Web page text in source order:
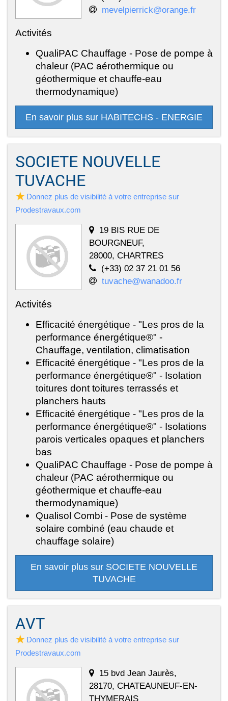
mevelpierrick@orange.fr
Activités
QualiPAC Chauffage - Pose de pompe à
chaleur (PAC aérothermique ou
géothermique et chauffe-eau
thermodynamique)
En savoir plus sur HABITECHS - ENERGIE
SOCIETE NOUVELLE
TUVACHE
Donnez plus de visibilité à votre entreprise sur
Prodestravaux.com
19 BIS RUE DE
BOURGNEUF,
28000, CHARTRES
(+33) 02 37 21 01 56
tuvache@wanadoo.fr
Activités
Efficacité énergétique - "Les pros de la
performance énergétique®" -
Chauffage, ventilation, climatisation
Efficacité énergétique - "Les pros de la
performance énergétique®" - Isolation
toitures dont toitures terrassés et
planchers hauts
Efficacité énergétique - "Les pros de la
performance énergétique®" - Isolations
parois verticales opaques et planchers
bas
QualiPAC Chauffage - Pose de pompe à
chaleur (PAC aérothermique ou
géothermique et chauffe-eau
thermodynamique)
Qualisol Combi - Pose de système
solaire combiné (eau chaude et
chauffage solaire)
En savoir plus sur SOCIETE NOUVELLE
TUVACHE
AVT
Donnez plus de visibilité à votre entreprise sur
Prodestravaux.com
15 bvd Jean Jaurès,
28170, CHATEAUNEUF-EN-
THYMERAIS